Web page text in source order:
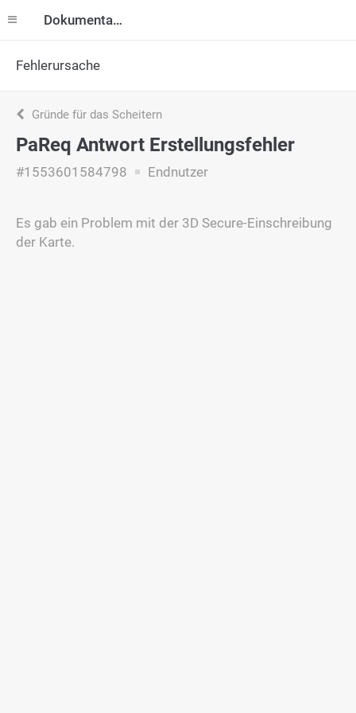
Dokumentation
Fehlerursache
Gründe für das Scheitern
PaReq Antwort Erstellungsfehler
#1553601584798 Endnutzer
Es gab ein Problem mit der 3D Secure-Einschreibung
der Karte.